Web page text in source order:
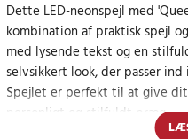
Dette LED-neonspejl med
kombination af praktisk spejl
med lysende tekst og en
selvsikkert look, der passer
Spejlet er perfekt til at give
personligt og stilfuldt præg.